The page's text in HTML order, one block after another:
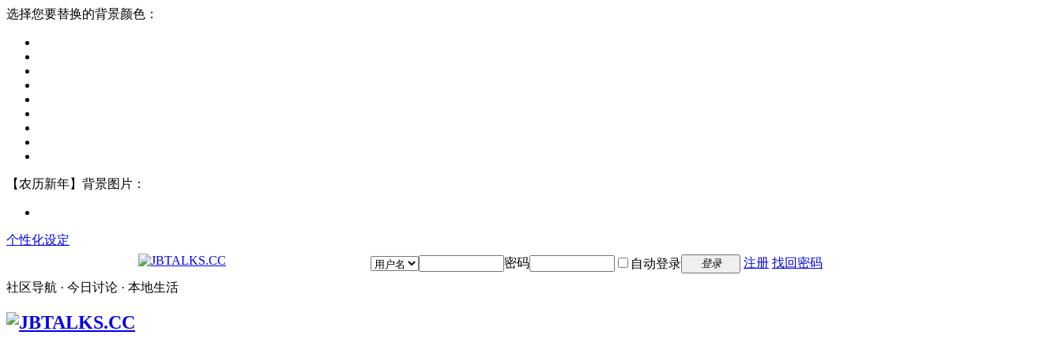
选择您要替换的背景颜色：
【农历新年】背景图片：
个性化设定
密码
自动登录 登录 注册 找回密码
社区导航 · 今日讨论 · 本地生活